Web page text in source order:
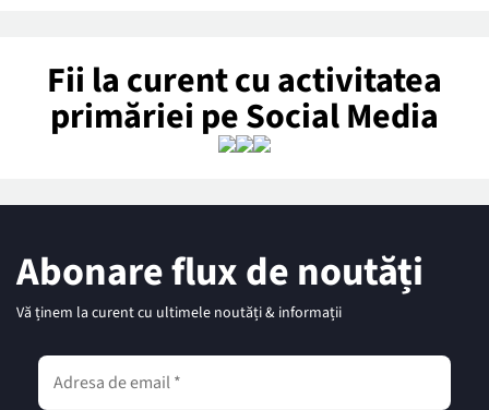
Fii la curent cu activitatea
primăriei pe Social Media
Abonare flux de noutăți
Vă ținem la curent cu ultimele noutăți & informații